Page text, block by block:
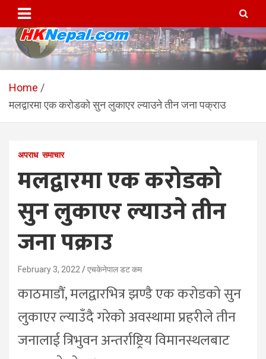
content
HKNepal.com – हङकङबाट
सञ्चालित पहिलो नेपाली अनलाईन
पत्रिका
hknepal, hknepal.com, hk nepal, hk nepal com
Home
मलद्वारमा एक करोडको सुन लुकाएर ल्याउने तीन जना पक्राउ
अपराध समाचार
मलद्वारमा एक करोडको
सुन लुकाएर ल्याउने तीन
जना पक्राउ
February 3, 2022 एचकेनेपाल डट कम
काठमाडौं, मलद्वारभित्र झण्डै एक करोडको सुन
लुकाएर ल्याउँदै गरेको अवस्थामा प्रहरीले तीन
जनालाई त्रिभुवन अन्तर्राष्ट्रिय विमानस्थलबाट